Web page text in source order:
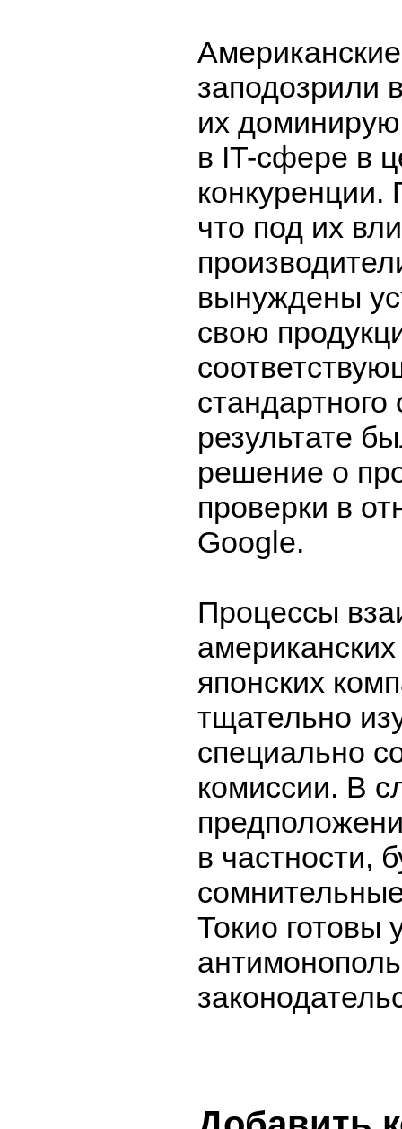
заподозрили
их
в IT-сфере в
конкуренции.
что под их
вынуждены
свою
результате
решение о
проверки в
Google.
Процессы
американских
японских
тщательно
специально
комиссии. В
в частности,
Токио готовы